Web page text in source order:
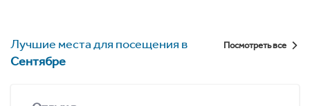
Лучшие места для посещения в
Сентябре
Посмотреть все